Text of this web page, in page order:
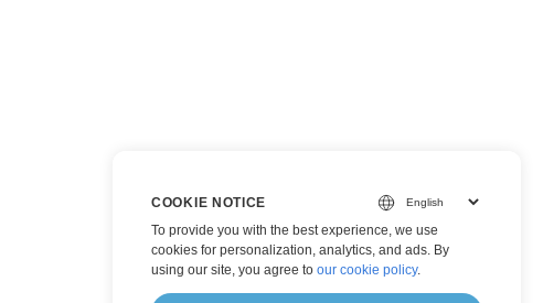
COOKIE NOTICE
To provide you with the best experience, we use
cookies for personalization, analytics, and ads. By
using our site, you agree to our cookie policy.